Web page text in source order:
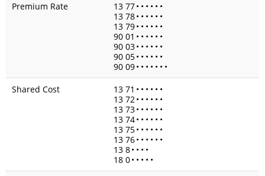
Premium Rate
13 77• • • • • •
13 78• • • • • •
13 79• • • • • •
90 01 • • • • • •
90 03• • • • • •
90 05• • • • • •
90 09• • • • • • •
Shared Cost
13 71 • • • • • •
13 72• • • • • •
13 73• • • • • •
13 74• • • • • •
13 75• • • • • •
13 76• • • • • •
13 8• • • •
18 0• • • • •